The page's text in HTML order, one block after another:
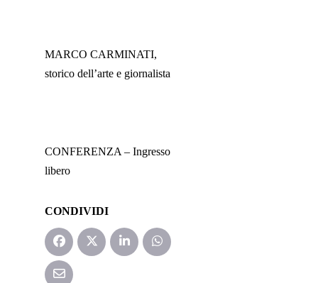
MARCO CARMINATI,
storico dell’arte e giornalista
CONFERENZA – Ingresso
libero
CONDIVIDI